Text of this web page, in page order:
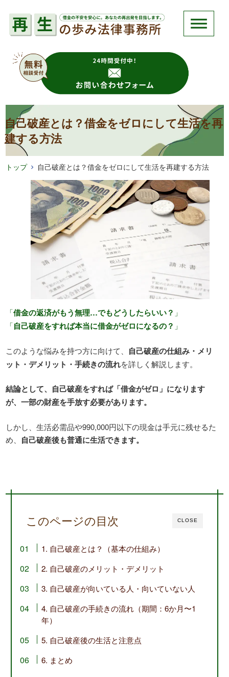
自己破産とは？借金をゼロにして生活を再
建する方法
トップ 自己破産とは？借金をゼロにして生活を再建する方法
「借金の返済がもう無理…でもどうしたらいい？ 」
「自己破産をすれば本当に借金がゼロになるの？ 」
このような悩みを持つ方に向けて、 自己破産の仕組み・メリ
ット・デメリット・手続きの流れを詳しく解説します。
結論として、自己破産をすれば「借金がゼロ」になります
が、一部の財産を手放す必要があります。
しかし、生活必需品や990,000円以下の現金は手元に残せるた
め、 自己破産後も普通に生活できます。
CLOSE
このページの目次
1. 自己破産とは？（基本の仕組み）
2. 自己破産のメリット・デメリット
3. 自己破産が向いている人・向いていない人
4. 自己破産の手続きの流れ（期間：6か月〜1
年）
5. 自己破産後の生活と注意点
6. まとめ